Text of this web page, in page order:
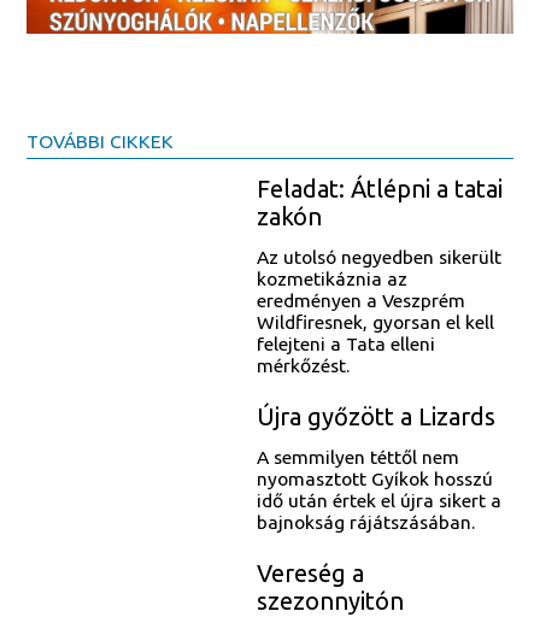
TOVÁBBI CIKKEK
Feladat: Átlépni a tatai
zakón
Az utolsó negyedben sikerült
kozmetikáznia az
eredményen a Veszprém
Wildfiresnek, gyorsan el kell
felejteni a Tata elleni
mérkőzést.
Újra győzött a Lizards
A semmilyen téttől nem
nyomasztott Gyíkok hosszú
idő után értek el újra sikert a
bajnokság rájátszásában.
Vereség a
szezonnyitón